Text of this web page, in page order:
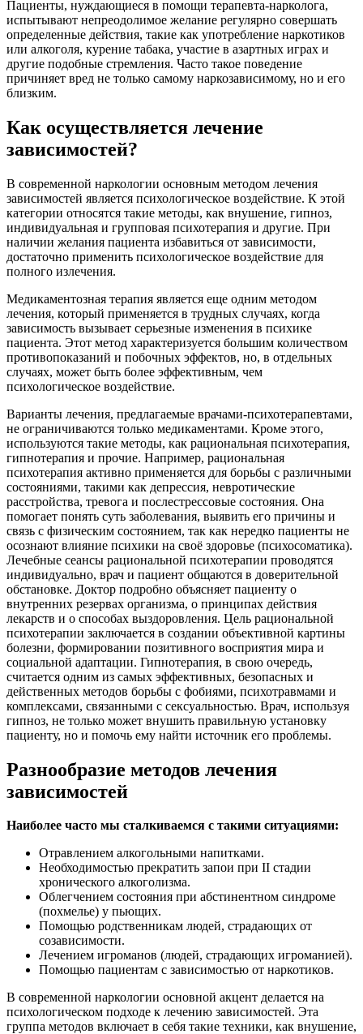
Пациенты, нуждающиеся в помощи терапевта-нарколога,
испытывают непреодолимое желание регулярно совершать
определенные действия, такие как употребление наркотиков
или алкоголя, курение табака, участие в азартных играх и
другие подобные стремления. Часто такое поведение
причиняет вред не только самому наркозависимому, но и его
близким.
Как осуществляется лечение
зависимостей?
В современной наркологии основным методом лечения
зависимостей является психологическое воздействие. К этой
категории относятся такие методы, как внушение, гипноз,
индивидуальная и групповая психотерапия и другие. При
наличии желания пациента избавиться от зависимости,
достаточно применить психологическое воздействие для
полного излечения.
Медикаментозная терапия является еще одним методом
лечения, который применяется в трудных случаях, когда
зависимость вызывает серьезные изменения в психике
пациента. Этот метод характеризуется большим количеством
противопоказаний и побочных эффектов, но, в отдельных
случаях, может быть более эффективным, чем
психологическое воздействие.
Варианты лечения, предлагаемые врачами-психотерапевтами,
не ограничиваются только медикаментами. Кроме этого,
используются такие методы, как рациональная психотерапия,
гипнотерапия и прочие. Например, рациональная
психотерапия активно применяется для борьбы с различными
состояниями, такими как депрессия, невротические
расстройства, тревога и послестрессовые состояния. Она
помогает понять суть заболевания, выявить его причины и
связь с физическим состоянием, так как нередко пациенты не
осознают влияние психики на своё здоровье (психосоматика).
Лечебные сеансы рациональной психотерапии проводятся
индивидуально, врач и пациент общаются в доверительной
обстановке. Доктор подробно объясняет пациенту о
внутренних резервах организма, о принципах действия
лекарств и о способах выздоровления. Цель рациональной
психотерапии заключается в создании объективной картины
болезни, формировании позитивного восприятия мира и
социальной адаптации. Гипнотерапия, в свою очередь,
считается одним из самых эффективных, безопасных и
действенных методов борьбы с фобиями, психотравмами и
комплексами, связанными с сексуальностью. Врач, используя
гипноз, не только может внушить правильную установку
пациенту, но и помочь ему найти источник его проблемы.
Разнообразие методов лечения
зависимостей
Наиболее часто мы сталкиваемся с такими ситуациями:
Отравлением алкогольными напитками.
Необходимостью прекратить запои при II стадии
хронического алкоголизма.
Облегчением состояния при абстинентном синдроме
(похмелье) у пьющих.
Помощью родственникам людей, страдающих от
созависимости.
Лечением игроманов (людей, страдающих игроманией).
Помощью пациентам с зависимостью от наркотиков.
В современной наркологии основной акцент делается на
психологическом подходе к лечению зависимостей. Эта
группа методов включает в себя такие техники, как внушение,